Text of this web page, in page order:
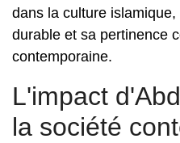
dans la culture
durable et sa pertinence
contemporaine.
L'impact
la société